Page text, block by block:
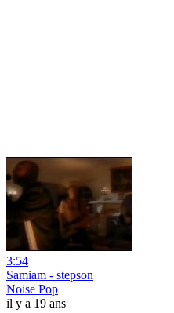
3:54
Samiam - stepson
Noise Pop
il y a 19 ans